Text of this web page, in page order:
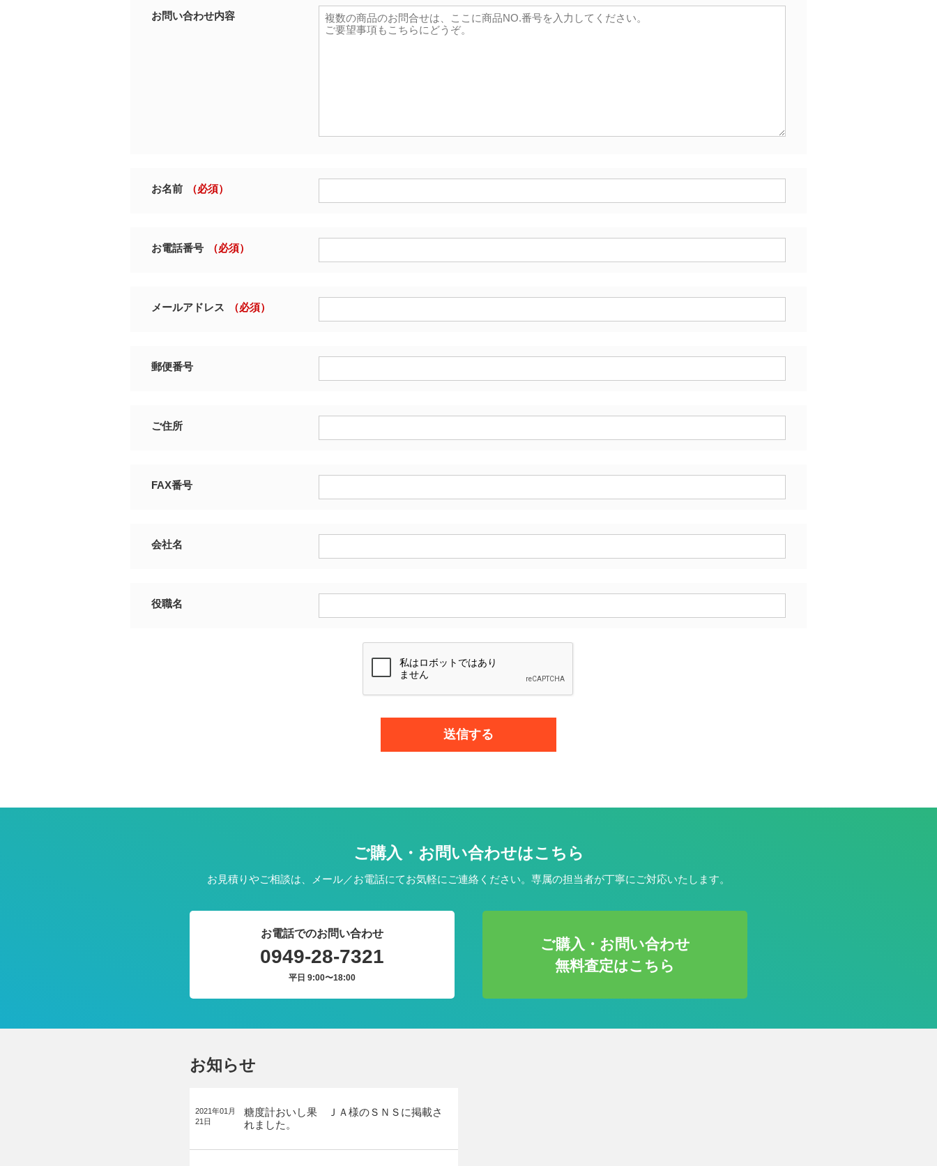
お問い合わせ内容
お名前 （必須）
お電話番号 （必須）
メールアドレス （必須）
郵便番号
ご住所
FAX番号
会社名
役職名
ご購入・お問い合わせはこちら
お見積りやご相談は、メール／お電話にてお気軽にご連絡ください。専属の担当者が丁寧にご対応いたします。
お電話でのお問い合わせ
0949-28-7321
平日 9:00〜18:00
ご購入・お問い合わせ
無料査定はこちら
お知らせ
2021年01月
21日
糖度計おいし果 ＪＡ様のＳＮＳに掲載さ
れました。